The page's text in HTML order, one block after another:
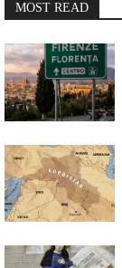
MOST READ